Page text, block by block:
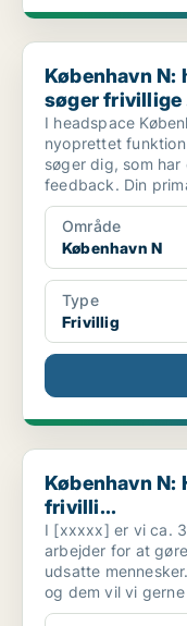
København N:
København N:
søger frivillige
I headspace
nyoprettet
søger dig, som
feedback. Din
Område
København N
Type
Frivillig
København N: Har du
København N:
frivilli...
I [xxxxx] er vi ca.
arbejder for at
udsatte
og dem vil vi gerne